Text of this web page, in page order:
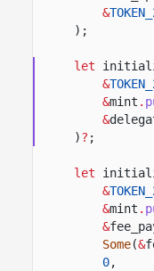
&
);
let
&
&mint .
&
)? ;
let
&
&mint .
&
Some(&
0,